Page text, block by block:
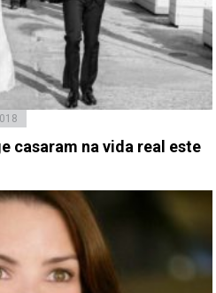
casaram na vida real este